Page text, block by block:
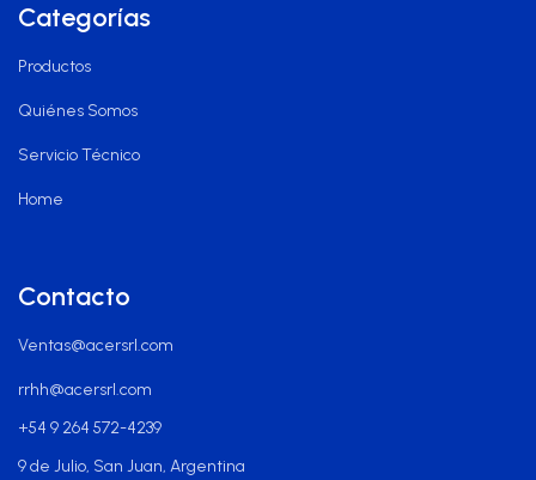
Categorías
Productos
Quiénes Somos
Servicio Técnico
Home
Contacto
Ventas@acersrl.com
rrhh@acersrl.com
+54 9 264 572-4239
9 de Julio, San Juan, Argentina